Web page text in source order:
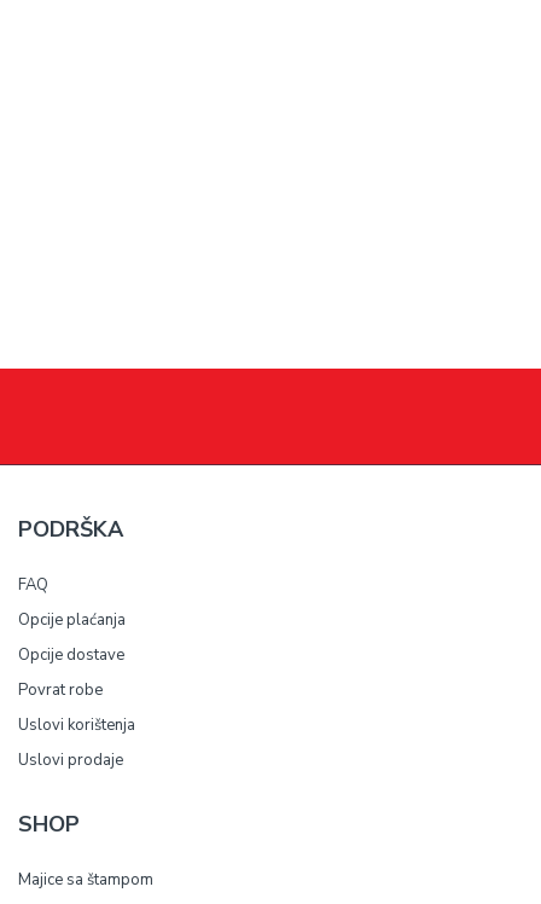
PODRŠKA
FAQ
Opcije plaćanja
Opcije dostave
Povrat robe
Uslovi korištenja
Uslovi prodaje
SHOP
Majice sa štampom